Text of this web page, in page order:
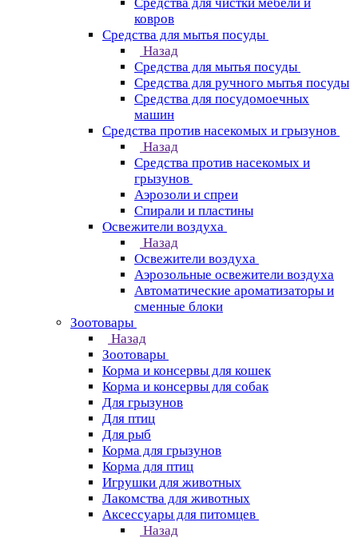
ковров
Средства для мытья посуды
Назад
Средства для мытья посуды
Средства для ручного мытья посуды
Средства для посудомоечных
машин
Средства против насекомых и грызунов
Назад
Средства против насекомых и
грызунов
Аэрозоли и спреи
Спирали и пластины
Освежители воздуха
Назад
Освежители воздуха
Аэрозольные освежители воздуха
Автоматические ароматизаторы и
сменные блоки
Зоотовары
Назад
Зоотовары
Корма и консервы для кошек
Корма и консервы для собак
Для грызунов
Для птиц
Для рыб
Корма для грызунов
Корма для птиц
Игрушки для животных
Лакомства для животных
Аксессуары для питомцев
Назад